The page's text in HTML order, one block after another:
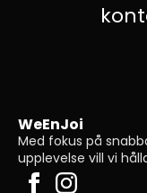
WeEnJoi
Med fokus på
upplevelse vill vi